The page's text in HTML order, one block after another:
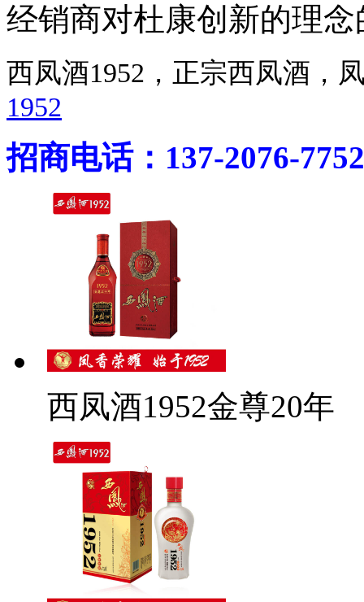
经销商对杜康创新的理
西凤酒1952，正宗西凤酒
1952
招商电话：137-2076-7752
西凤酒1952金尊20年